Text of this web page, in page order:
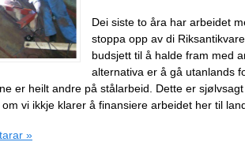
Dei siste to åra har arbeidet
stoppa opp av di
budsjett til å halde fram med
alternativa er å gå utanlands
er heilt andre på stålarbeid. Dette er
vi ikkje klarer å finansiere arbeidet her til
»